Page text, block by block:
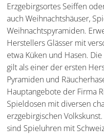
Erzgebirgsortes Seiffen
auch Weihnachtshäuser,
Weihnachtspyramiden.
Herstellers Glässer mit
etwa Küken und Hasen.
gilt als einer der ersten
Pyramiden und
Hauptangebote der Firma
Spieldosen mit diversen
erzgebirgischen
sind Spieluhren mit